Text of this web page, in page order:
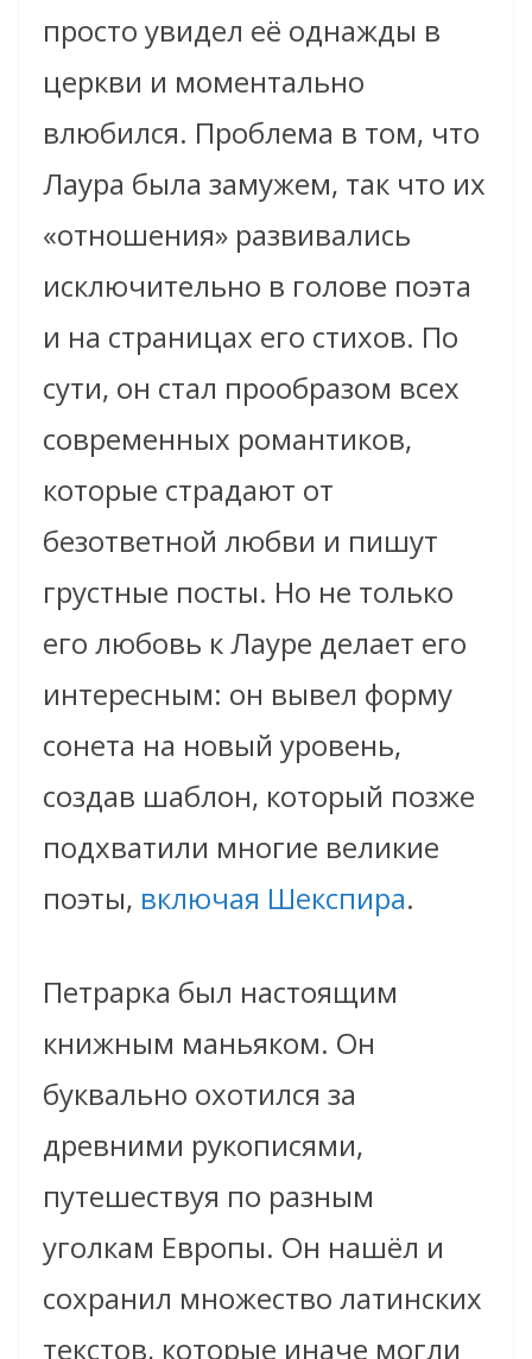
просто увидел её однажды в
церкви и моментально
влюбился. Проблема в том, что
Лаура была замужем, так что их
«отношения» развивались
исключительно в голове поэта
и на страницах его стихов. По
сути, он стал прообразом всех
современных романтиков,
которые страдают от
безответной любви и пишут
грустные посты. Но не только
его любовь к Лауре делает его
интересным: он вывел форму
сонета на новый уровень,
создав шаблон, который позже
подхватили многие великие
поэты, включая Шекспира.
Петрарка был настоящим
книжным маньяком. Он
буквально охотился за
древними рукописями,
путешествуя по разным
уголкам Европы. Он нашёл и
сохранил множество латинских
текстов, которые иначе могли